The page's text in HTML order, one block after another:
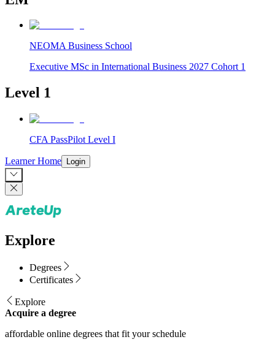
NEOMA Business School
Executive MSc in International Business 2027 Cohort 1
Level 1
CFA PassPilot Level I
Learner Home Login
Explore
Degrees
Certificates
Explore
Acquire a degree
affordable online degrees that fit your schedule